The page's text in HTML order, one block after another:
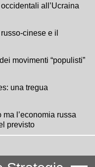
all’Ucraina
cinese e il
movimenti “populisti”
una tregua
ma l’economia russa
previsto